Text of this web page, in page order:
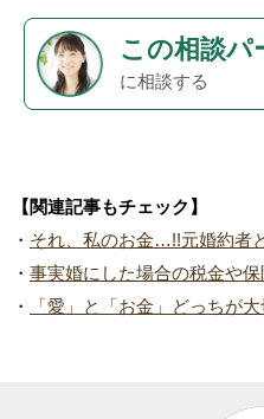
この相談パ
に相談する
【関連記事もチェック】
・ それ、私のお金…!!元婚約者
・ 事実婚にした場合の税金や
・
「愛」と「お金」どっちが